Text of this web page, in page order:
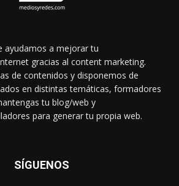
ayudamos a mejorar tu
gracias al content marketing.
de contenidos y disponemos de
en distintas temáticas, formadores
tu blog/web y
para generar tu propia web.
SÍGUENOS